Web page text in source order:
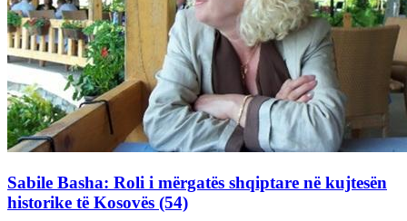
Sabile Basha: Roli i mërgatës shqiptare në kujtesën
historike të Kosovës (54)